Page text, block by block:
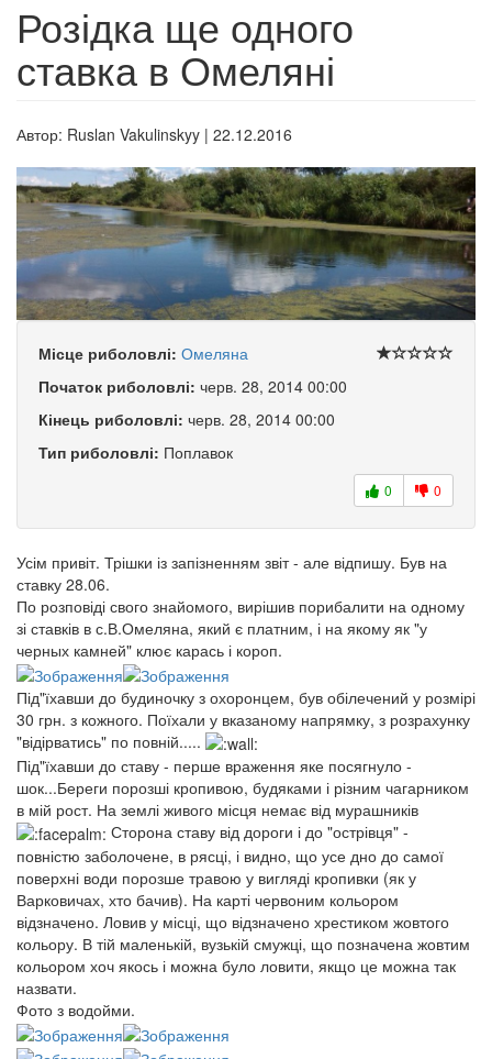
Розідка ще одного
ставка в Омеляні
Автор: Ruslan Vakulinskyy | 22.12.2016
Місце риболовлі: Омеляна
Початок риболовлі: черв. 28, 2014 00:00
Кінець риболовлі: черв. 28, 2014 00:00
Тип риболовлі: Поплавок
0 0
Усім привіт. Трішки із запізненням звіт - але відпишу. Був на
ставку 28.06.
По розповіді свого знайомого, вирішив порибалити на одному
зі ставків в с.В.Омеляна, який є платним, і на якому як "у
черных камней" клює карась і короп.
Під"їхавши до будиночку з охоронцем, був обілечений у розмірі
30 грн. з кожного. Поїхали у вказаному напрямку, з розрахунку
"відірватись" по повній.....
Під"їхавши до ставу - перше враження яке посягнуло -
шок...Береги порозші кропивою, будяками і різним чагарником
в мій рост. На землі живого місця немає від мурашників
Сторона ставу від дороги і до "острівця" -
повністю заболочене, в рясці, і видно, що усе дно до самої
поверхні води порозше травою у вигляді кропивки (як у
Варковичах, хто бачив). На карті червоним кольором
відзначено. Ловив у місці, що відзначено хрестиком жовтого
кольору. В тій маленькій, вузькій смужці, що позначена жовтим
кольором хоч якось і можна було ловити, якщо це можна так
назвати.
Фото з водойми.